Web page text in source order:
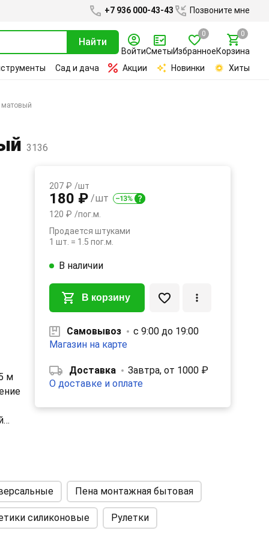
+7 936 000-43-43 Позвоните мне
Найти
ВойтиСметыИзбранное
0
Корзина
0
Сад и дача Акции Новинки Хиты
3136
м
207 ₽ /шт
180 ₽ /шт
120 ₽ /пог.м.
Продается штуками
1 шт. = 1.5 пог.м.
В наличии
В корзину
Самовывоз
с 9:00 до 19:00
Магазин на карте
Доставка
Завтра, от 1000 ₽
О доставке и оплате
Пена монтажная бытовая
силиконовые Рулетки